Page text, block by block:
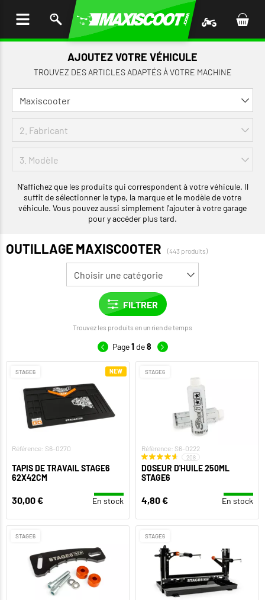
AJOUTEZ VOTRE VÉHICULE
TROUVEZ DES ARTICLES ADAPTÉS À VOTRE MACHINE
N'affichez que les produits qui correspondent à votre véhicule. Il
suffit de sélectionner le type, la marque et le modèle de votre
véhicule. Vous pouvez aussi simplement l'ajouter à votre garage
pour y accéder plus tard.
OUTILLAGE MAXISCOOTER (443 produits)
Trouvez les produits en un rien de temps
Page 1 de 8
STAGE6
Référence: S6-0270
TAPIS DE TRAVAIL STAGE6
62X42CM
30,00 € En stock
NEW STAGE6
Référence: S6-0222
208
DOSEUR D'HUILE 250ML
STAGE6
4,80 € En stock
STAGE6 STAGE6